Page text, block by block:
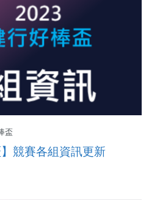
盃
競賽各組資訊更新